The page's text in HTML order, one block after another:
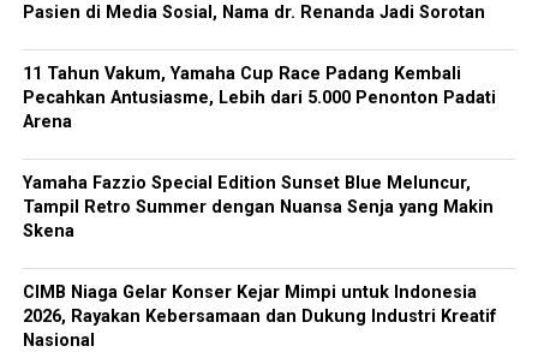
Pasien di Media Sosial, Nama dr. Renanda Jadi Sorotan
11 Tahun Vakum, Yamaha Cup Race Padang Kembali
Pecahkan Antusiasme, Lebih dari 5.000 Penonton Padati
Arena
Yamaha Fazzio Special Edition Sunset Blue Meluncur,
Tampil Retro Summer dengan Nuansa Senja yang Makin
Skena
CIMB Niaga Gelar Konser Kejar Mimpi untuk Indonesia
2026, Rayakan Kebersamaan dan Dukung Industri Kreatif
Nasional